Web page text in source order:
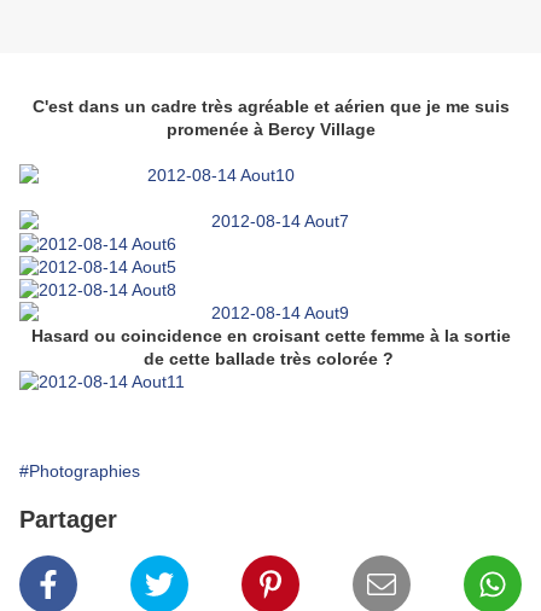
C'est dans un cadre très agréable et aérien que je me suis
promenée à Bercy Village
Hasard ou coincidence en croisant cette femme à la sortie
de cette ballade très colorée ?
#Photographies
Partager